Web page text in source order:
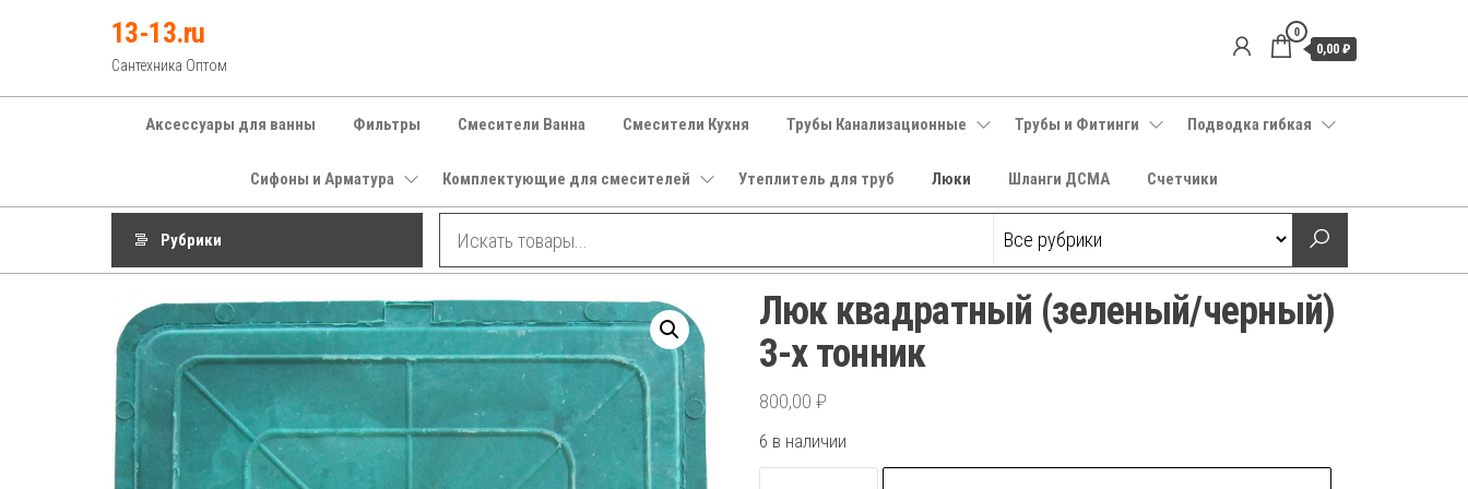
13-13.ru
Сантехника Оптом
0
0,00 ₽
Аксессуары для ванны Фильтры Смесители Ванна Смесители Кухня Трубы Канализационные Трубы и Фитинги Подводка гибкая
Сифоны и Арматура Комплектующие для смесителей Утеплитель для труб Люки Шланги ДСМА Счетчики
Рубрики
Люк квадратный (зеленый/черный)
3-х тонник
800,00 ₽
6 в наличии